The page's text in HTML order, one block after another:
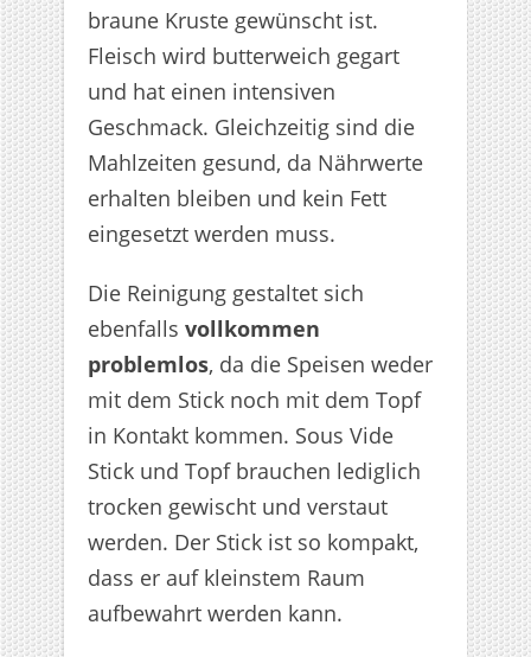
braune Kruste gewünscht ist.
Fleisch wird butterweich gegart
und hat einen intensiven
Geschmack. Gleichzeitig sind die
Mahlzeiten gesund, da Nährwerte
erhalten bleiben und kein Fett
eingesetzt werden muss.
Die Reinigung gestaltet sich
ebenfalls vollkommen
problemlos, da die Speisen weder
mit dem Stick noch mit dem Topf
in Kontakt kommen. Sous Vide
Stick und Topf brauchen lediglich
trocken gewischt und verstaut
werden. Der Stick ist so kompakt,
dass er auf kleinstem Raum
aufbewahrt werden kann.